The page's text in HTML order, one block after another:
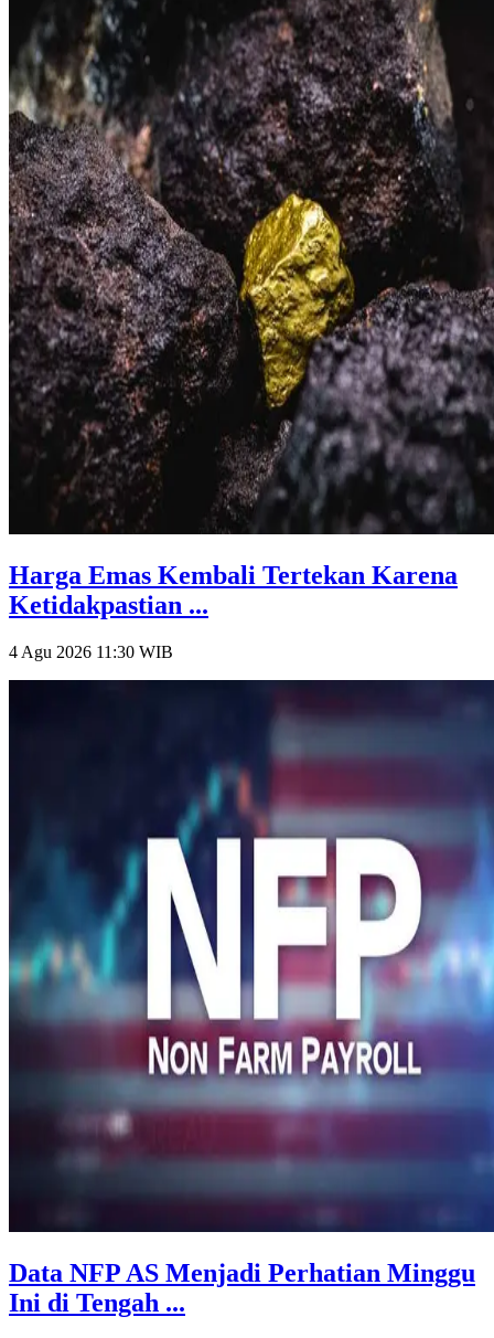
Harga Emas Kembali Tertekan Karena
Ketidakpastian ...
4 Agu 2026 11:30 WIB
Data NFP AS Menjadi Perhatian Minggu
Ini di Tengah ...